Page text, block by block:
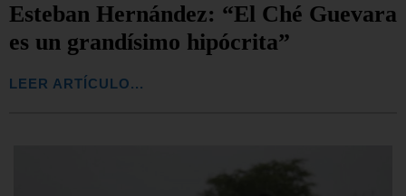
Esteban Hernández: “El Ché Guevara
es un grandísimo hipócrita”
LEER ARTÍCULO...